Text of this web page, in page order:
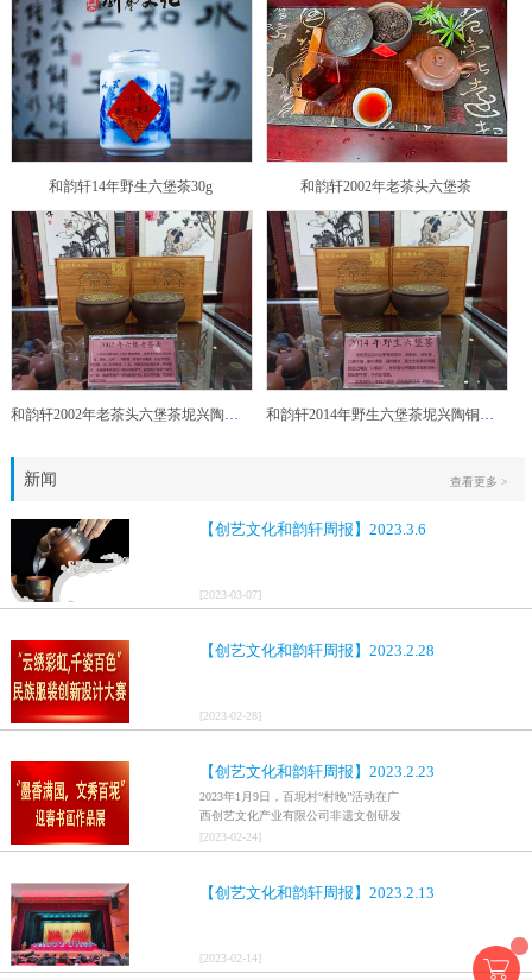
和韵轩14年野生六堡茶30g 和韵轩2002年老茶头六堡茶
和韵轩2002年老茶头六堡茶坭兴陶铜鼓茶罐 和韵轩2014年野生六堡茶坭兴陶铜鼓茶罐
新闻
【创艺文化和韵轩周报】2023.3.6
[2023-03-07]
【创艺文化和韵轩周报】2023.2.28
[2023-02-28]
【创艺文化和韵轩周报】2023.2.23
2023年1月9日，百坭村“村晚”活动在广
西创艺文化产业有限公司非遗文创研发
基地、百色市乐业县百坭壮族织布技艺
传承创意基地正式开启，活动紧扣“启航
村特色设计舞美，突出乡村文艺新体
[2023-02-24]
【创艺文化和韵轩周报】2023.2.13
[2023-02-14]
查看更多 >